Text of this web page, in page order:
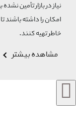
نیاز در بازار تأمین
امکان را داشته باشند تا
خاطر تهیه کنند.
مشاهده بیشتر